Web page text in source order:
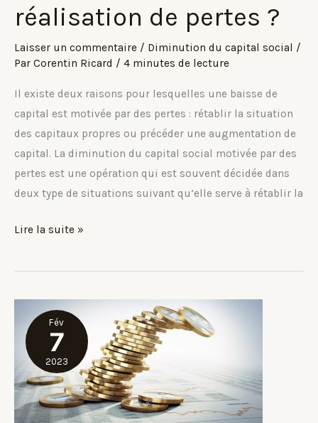
réalisation de pertes ?
Laisser un commentaire / Diminution du capital social /
Par Corentin Ricard / 4 minutes de lecture
Il existe deux raisons pour lesquelles une baisse de
capital est motivée par des pertes : rétablir la situation
des capitaux propres ou précéder une augmentation de
capital. La diminution du capital social motivée par des
pertes est une opération qui est souvent décidée dans
deux type de situations suivant qu’elle serve à rétablir la
Comment
son
cas
réalisation
de
pertes
Lire la suite »
Fév
7
2023